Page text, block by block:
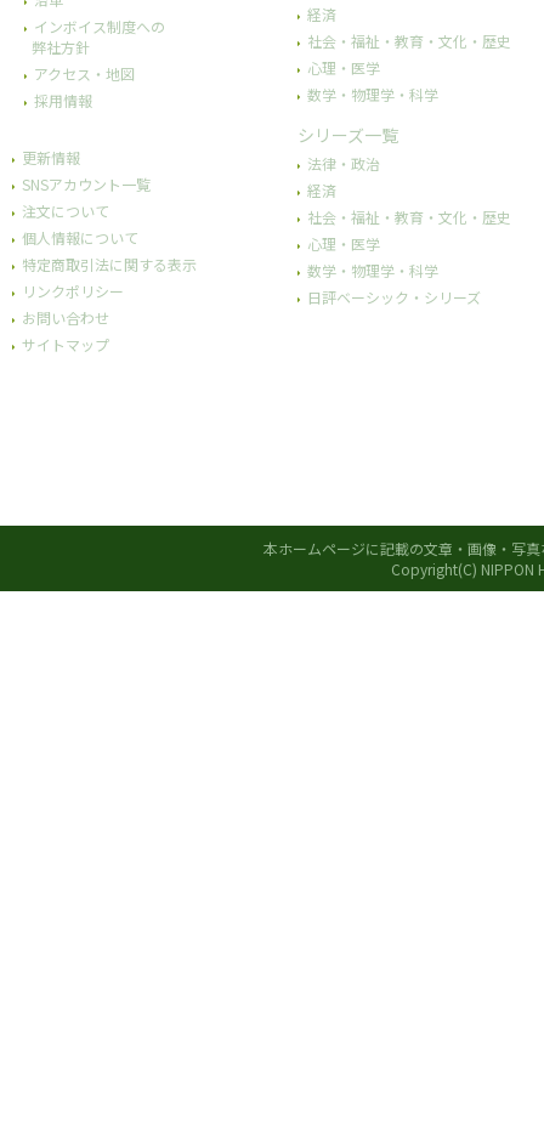
インボイス制度への
弊社方針
アクセス・地図
採用情報
更新情報
SNSアカウント一覧
注文について
個人情報について
特定商取引法に関する表示
リンクポリシー
お問い合わせ
サイトマップ
経済
社会・福祉・教育・文化・歴史
心理・医学
数学・物理学・科学
シリーズ一覧
法律・政治
経済
社会・福祉・教育・文化・歴史
心理・医学
数学・物理学・科学
日評ベーシック・シリーズ
本ホームページに記載の文章・画像・写
Copyright(C) NIPPON